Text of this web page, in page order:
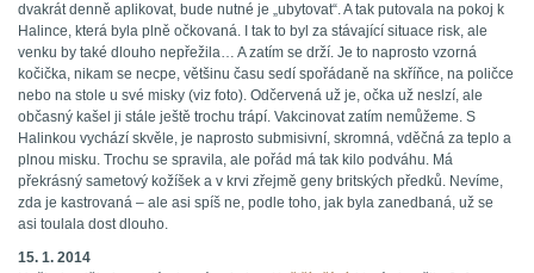
dvakrát denně aplikovat, bude nutné je „ubytovat“. A tak putovala na pokoj k
Halince, která byla plně očkovaná. I tak to byl za stávající situace risk, ale
venku by také dlouho nepřežila… A zatím se drží. Je to naprosto vzorná
kočička, nikam se necpe, většinu času sedí spořádaně na skříňce, na poličce
nebo na stole u své misky (viz foto). Odčervená už je, očka už neslzí, ale
občasný kašel ji stále ještě trochu trápí. Vakcinovat zatím nemůžeme. S
Halinkou vychází skvěle, je naprosto submisivní, skromná, vděčná za teplo a
plnou misku. Trochu se spravila, ale pořád má tak kilo podváhu. Má
překrásný sametový kožíšek a v krvi zřejmě geny britských předků. Nevíme,
zda je kastrovaná – ale asi spíš ne, podle toho, jak byla zanedbaná, už se
asi toulala dost dlouho.
15. 1. 2014